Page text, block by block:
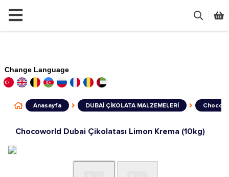
Change Language
Anasayfa DUBAİ ÇİKOLATA MALZEMELERİ
Chocoworld Dubai Çikolatası Limon Krema (10kg)